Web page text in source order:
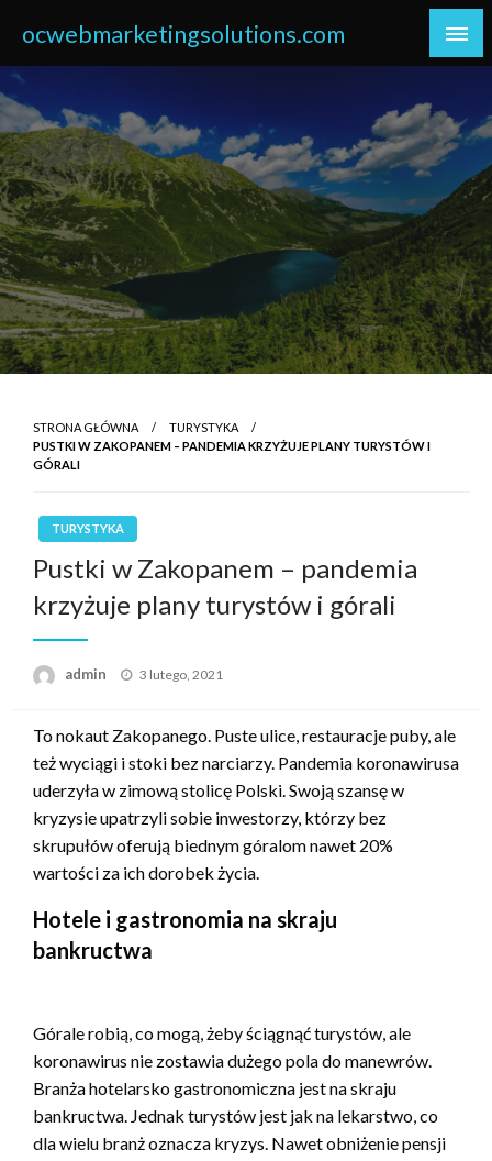
content
ocwebmarketingsolutions.com
STRONA GŁÓWNA
TURYSTYKA
PUSTKI W ZAKOPANEM – PANDEMIA KRZYŻUJE PLANY TURYSTÓW I
GÓRALI
TURYSTYKA
Pustki w Zakopanem – pandemia
krzyżuje plany turystów i górali
admin
Opublikowane
3 lutego, 2021
To nokaut Zakopanego. Puste ulice, restauracje puby, ale
też wyciągi i stoki bez narciarzy. Pandemia koronawirusa
uderzyła w zimową stolicę Polski. Swoją szansę w
kryzysie upatrzyli sobie inwestorzy, którzy bez
skrupułów oferują biednym góralom nawet 20%
wartości za ich dorobek życia.
Hotele i gastronomia na skraju
bankructwa
Górale robią, co mogą, żeby ściągnąć turystów, ale
koronawirus nie zostawia dużego pola do manewrów.
Branża hotelarsko gastronomiczna jest na skraju
bankructwa. Jednak turystów jest jak na lekarstwo, co
dla wielu branż oznacza kryzys. Nawet obniżenie pensji